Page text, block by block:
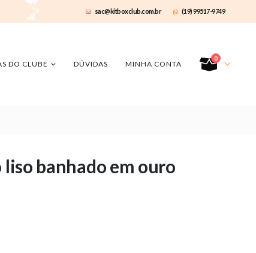
sac@kitboxclub.com.br (19) 99517-9749
DO CLUBE DÚVIDAS MINHA CONTA
0
banhado em ouro